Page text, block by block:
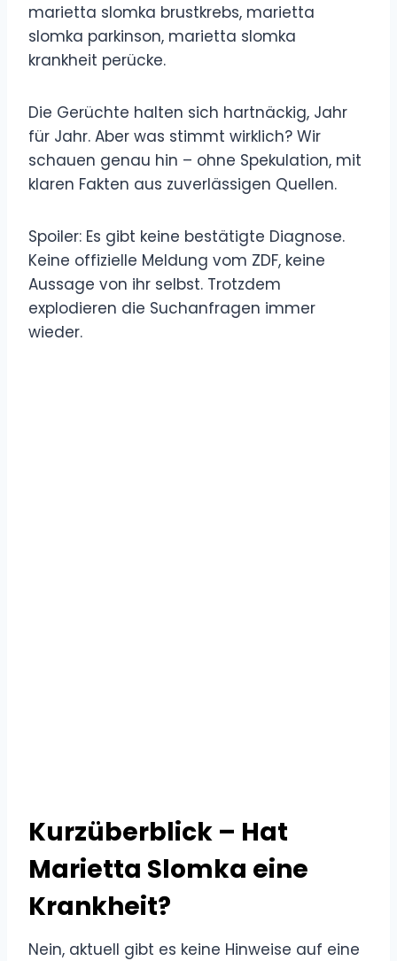
marietta slomka brustkrebs, marietta
slomka parkinson, marietta slomka
krankheit perücke.
Die Gerüchte halten sich hartnäckig, Jahr
für Jahr. Aber was stimmt wirklich? Wir
schauen genau hin – ohne Spekulation, mit
klaren Fakten aus zuverlässigen Quellen.
Spoiler: Es gibt keine bestätigte Diagnose.
Keine offizielle Meldung vom ZDF, keine
Aussage von ihr selbst. Trotzdem
explodieren die Suchanfragen immer
wieder.
Kurzüberblick – Hat
Marietta Slomka eine
Krankheit?
Nein, aktuell gibt es keine Hinweise auf eine